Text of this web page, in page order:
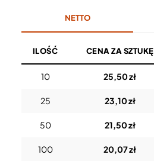
NETTO
ILOŚĆ CENA ZA SZTUKĘ
10 25,50 zł
25 23,10 zł
50 21,50 zł
100 20,07 zł